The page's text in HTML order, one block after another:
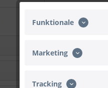
Funktionale
Marketing
Tracking